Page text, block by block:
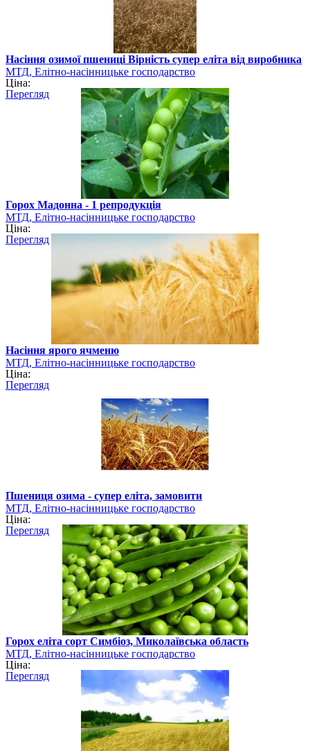
Насіння озимої пшениці Вірність супер еліта від виробника
МТД, Елітно-насінницьке господарство
Ціна:
Перегляд
Горох Мадонна - 1 репродукція
МТД, Елітно-насінницьке господарство
Ціна:
Перегляд
Насіння ярого ячменю
МТД, Елітно-насінницьке господарство
Ціна:
Перегляд
Пшениця озима - супер еліта, замовити
МТД, Елітно-насінницьке господарство
Ціна:
Перегляд
Горох еліта сорт Симбіоз, Миколаївська область
МТД, Елітно-насінницьке господарство
Ціна:
Перегляд